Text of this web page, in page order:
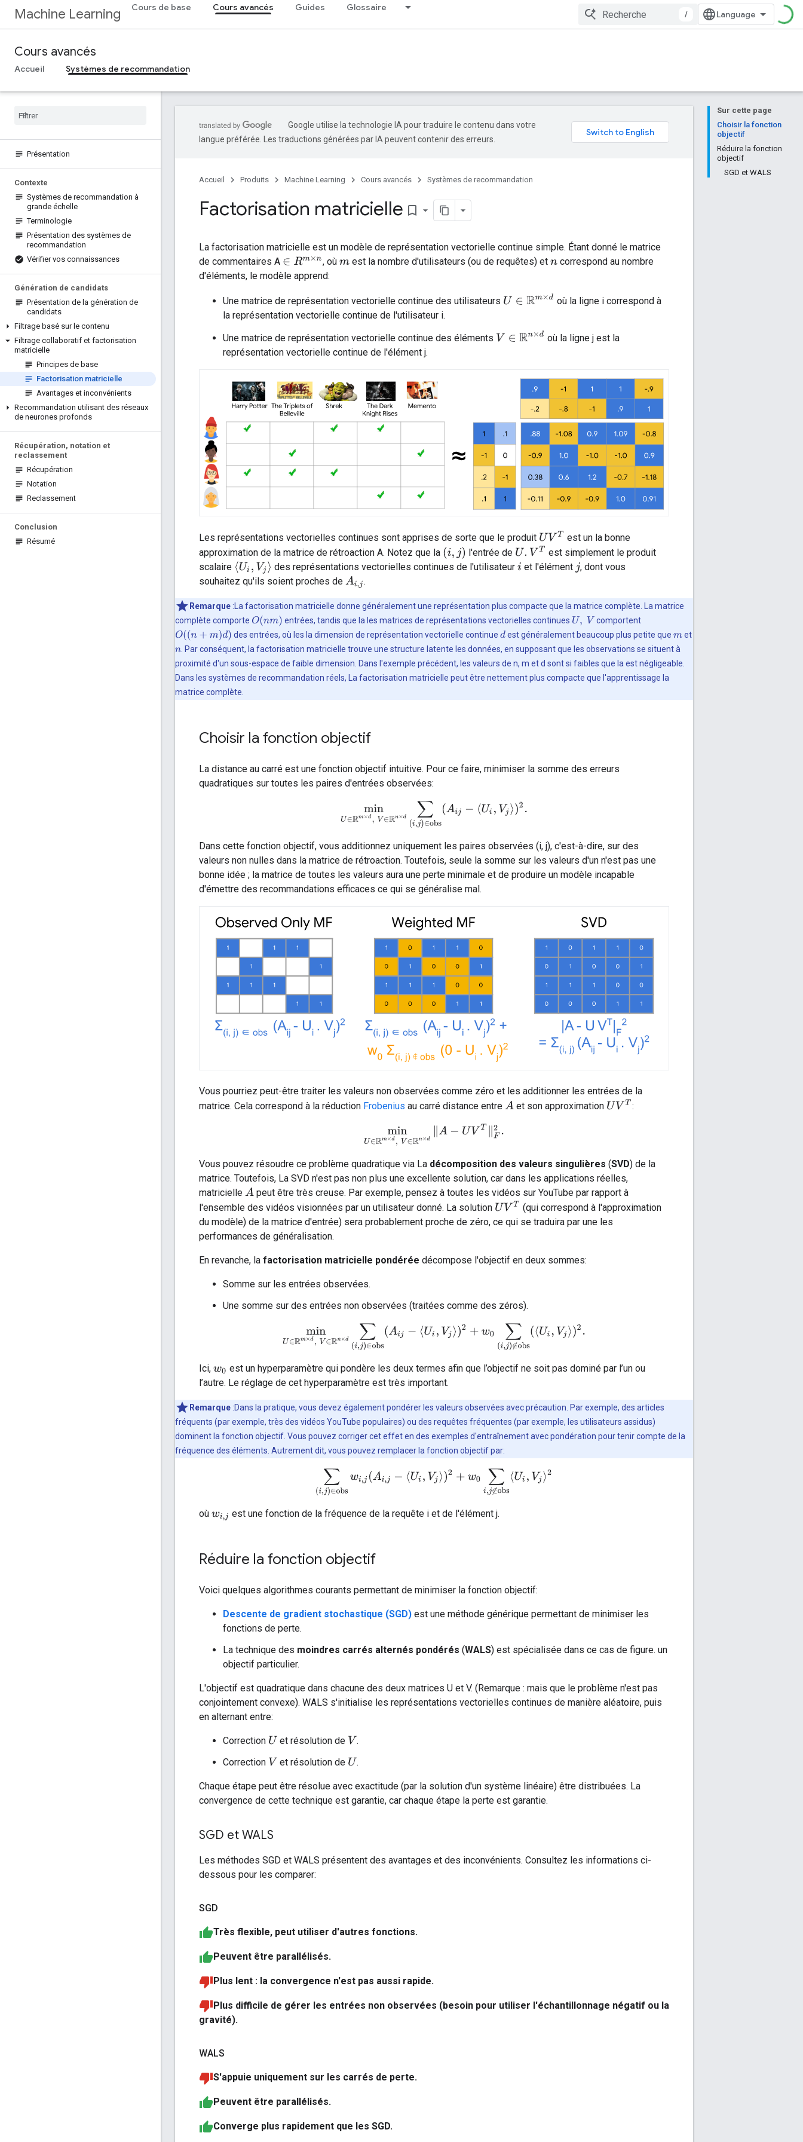
Machine Learning Cours de base Cours avancés Guides Glossaire
/
Cours avancés
Accueil Systèmes de recommandation
Présentation
Contexte
Systèmes de recommandation à
grande échelle
Terminologie
Présentation des systèmes de
recommandation
Vérifier vos connaissances
Génération de candidats
Présentation de la génération de
candidats
Filtrage basé sur le contenu
Filtrage collaboratif et factorisation
matricielle
Principes de base
Factorisation matricielle
Avantages et inconvénients
Recommandation utilisant des réseaux
de neurones profonds
Récupération, notation et
reclassement
Récupération
Notation
Reclassement
Conclusion
Résumé
Sur cette page
Choisir la fonction
objectif
Réduire la fonction
objectif
SGD et WALS
Google utilise la technologie IA pour traduire le contenu dans votre
langue préférée. Les traductions générées par IA peuvent contenir des erreurs.
Accueil Produits Machine Learning Cours avancés Systèmes de recommandation
Factorisation matricielle bookmark_border
La factorisation matricielle est un modèle de représentation vectorielle continue simple. Étant donné le matrice
de commentaires A ∈ Rm×n , où m est la nombre d'utilisateurs (ou de requêtes) et ncorrespond au nombre
d'éléments, le modèle apprend:
Une matrice de représentation vectorielle continue des utilisateurs U∈R m×d
où la ligne i correspond à
la représentation vectorielle continue de l'utilisateur i.
Une matrice de représentation vectorielle continue des éléments V∈R n×d
où la ligne j est la
représentation vectorielle continue de l'élément j.
Les représentations vectorielles continues sont apprises de sorte que le produit UVT
est un la bonne
approximation de la matrice de rétroaction A. Notez que la (i,j) l'entrée de U.V T
est simplement le produit
scalaire ⟨Ui,V ⟩ des représentations vectorielles continues de l'utilisateuri et l'élément j , dont vous
souhaitez qu'ils soient proches de Ai,j .
Remarque :La factorisation matricielle donne généralement une représentation plus compacte que la matrice complète. La matrice
complète comporte O(nm) entrées, tandis que la les matrices de représentations vectorielles continues U, V
comportent
O((n+ m) d) des entrées, où les la dimension de représentation vectorielle continued est généralement beaucoup plus petite quem et
n. Par conséquent, la factorisation matricielle trouve une structure latente les données, en supposant que les observations se situent à
proximité d'un sous-espace de faible dimension. Dans l'exemple précédent, les valeurs de n, m et d sont si faibles que la est négligeable.
Dans les systèmes de recommandation réels, La factorisation matricielle peut être nettement plus compacte que l'apprentissage la
matrice complète.
Choisir la fonction objectif
La distance au carré est une fonction objectif intuitive. Pour ce faire, minimiser la somme des erreurs
quadratiques sur toutes les paires d'entrées observées:
∈Rm Rn× d i, )∈ obs (Aij− Ui,Vj⟩)2
Dans cette fonction objectif, vous additionnez uniquement les paires observées (i, j), c'est-à-dire, sur des
valeurs non nulles dans la matrice de rétroaction. Toutefois, seule la somme sur les valeurs d'un n'est pas une
bonne idée ; la matrice de toutes les valeurs aura une perte minimale et de produire un modèle incapable
d'émettre des recommandations efficaces ce qui se généralise mal.
Vous pourriez peut-être traiter les valeurs non observées comme zéro et les additionner les entrées de la
matrice. Cela correspond à la réduction Frobenius au carré distance entre A et son approximation UVT :
∈Rm Rn ×d‖A−UV ‖F2
Vous pouvez résoudre ce problème quadratique via La décomposition des valeurs singulières (SVD) de la
matrice. Toutefois, La SVD n'est pas non plus une excellente solution, car dans les applications réelles,
matricielle A peut être très creuse. Par exemple, pensez à toutes les vidéos sur YouTube par rapport à
l'ensemble des vidéos visionnées par un utilisateur donné. La solution UVT
(qui correspond à l'approximation
du modèle) de la matrice d'entrée) sera probablement proche de zéro, ce qui se traduira par une les
performances de généralisation.
En revanche, la factorisation matricielle pondérée décompose l'objectif en deux sommes:
Somme sur les entrées observées.
Une somme sur des entrées non observées (traitées comme des zéros).
U∈R ∈R n× d∑ (i, j) ∈obs(A −⟨Ui,Vj ⟩)2 +w0 i,j) ∉ obs(⟨U Vj⟩)2.
Ici, w0 est un hyperparamètre qui pondère les deux termes afin que l’objectif ne soit pas dominé par l’un ou
l’autre. Le réglage de cet hyperparamètre est très important.
Remarque :Dans la pratique, vous devez également pondérer les valeurs observées avec précaution. Par exemple, des articles
fréquents (par exemple, très des vidéos YouTube populaires) ou des requêtes fréquentes (par exemple, les utilisateurs assidus)
dominent la fonction objectif. Vous pouvez corriger cet effet en des exemples d'entraînement avec pondération pour tenir compte de la
fréquence des éléments. Autrement dit, vous pouvez remplacer la fonction objectif par:
∑ j)∈ obsw , (Ai j−⟨U Vj⟩)2+ w0∑i,j∉ obs ⟨U i,Vj⟩
où wi, est une fonction de la fréquence de la requête i et de l'élément j.
Réduire la fonction objectif
Voici quelques algorithmes courants permettant de minimiser la fonction objectif:
Descente de gradient stochastique (SGD) est une méthode générique permettant de minimiser les
fonctions de perte.
La technique des moindres carrés alternés pondérés (WALS) est spécialisée dans ce cas de figure. un
objectif particulier.
L'objectif est quadratique dans chacune des deux matrices U et V. (Remarque : mais que le problème n'est pas
conjointement convexe). WALS s'initialise les représentations vectorielles continues de manière aléatoire, puis
en alternant entre:
Correction U et résolution de V .
Correction V et résolution de U .
Chaque étape peut être résolue avec exactitude (par la solution d'un système linéaire) être distribuées. La
convergence de cette technique est garantie, car chaque étape la perte est garantie.
SGD et WALS
Les méthodes SGD et WALS présentent des avantages et des inconvénients. Consultez les informations ci-
dessous pour les comparer:
SGD
Très flexible, peut utiliser d'autres fonctions.
Peuvent être parallélisés.
Plus lent : la convergence n'est pas aussi rapide.
Plus difficile de gérer les entrées non observées (besoin pour utiliser l'échantillonnage négatif ou la
gravité).
WALS
S'appuie uniquement sur les carrés de perte.
Peuvent être parallélisés.
Converge plus rapidement que les SGD.